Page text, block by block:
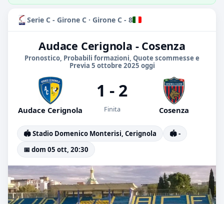
Serie C - Girone C · Girone C - 8
Audace Cerignola - Cosenza
Pronostico, Probabili formazioni, Quote scommesse e
Previa 5 ottobre 2025 oggi
Audace Cerignola
1 - 2
Finita Cosenza
🏟️ Stadio Domenico Monterisi, Cerignola
🏟️ -
📅 dom 05 ott, 20:30